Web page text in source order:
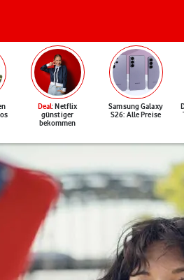
Deal: Netflix
günstiger
bekommen
Samsung Galaxy
S26: Alle Preise